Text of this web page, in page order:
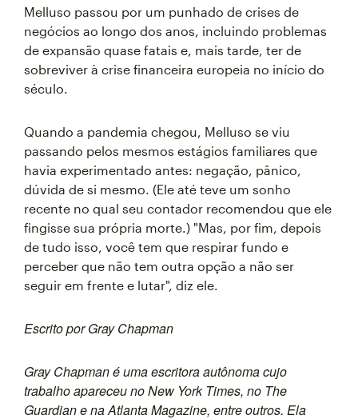
Melluso passou por um punhado de crises de
negócios ao longo dos anos, incluindo problemas
de expansão quase fatais e, mais tarde, ter de
sobreviver à crise financeira europeia no início do
século.
Quando a pandemia chegou, Melluso se viu
passando pelos mesmos estágios familiares que
havia experimentado antes: negação, pânico,
dúvida de si mesmo. (Ele até teve um sonho
recente no qual seu contador recomendou que ele
fingisse sua própria morte.) "Mas, por fim, depois
de tudo isso, você tem que respirar fundo e
perceber que não tem outra opção a não ser
seguir em frente e lutar", diz ele.
Escrito por Gray Chapman
Gray Chapman é uma escritora autônoma cujo
trabalho apareceu no New York Times, no The
Guardian e na Atlanta Magazine, entre outros. Ela